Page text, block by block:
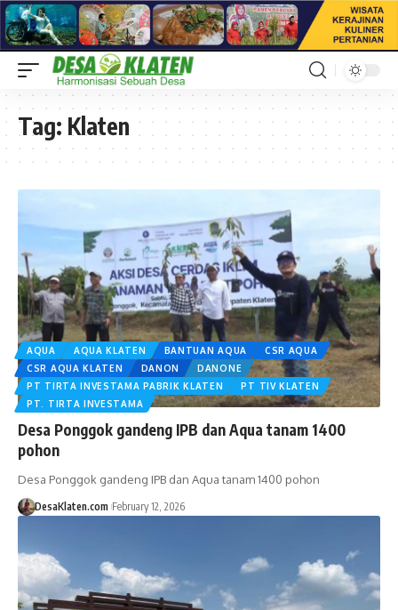
Tag: Klaten
AQUA AQUA KLATEN BANTUAN AQUA
CSR AQUA
CSR AQUA KLATEN
DANON
DANONE
PT TIRTA INVESTAMA PABRIK KLATEN
PT TIV KLATEN
PT. TIRTA INVESTAMA
Desa Ponggok gandeng IPB dan Aqua tanam 1400
pohon
Desa Ponggok gandeng IPB dan Aqua tanam 1400 pohon
DesaKlaten.com February 12, 2026